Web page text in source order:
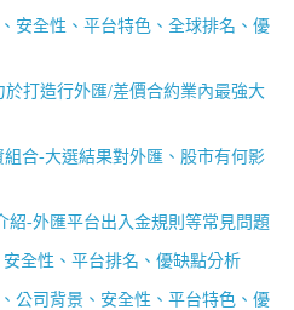
安全性、平台特色、全球排名、優
打造行外匯/差價合約業內最強大
合-大選結果對外匯、股市有何影
紹-外匯平台出入金規則等常見問題
全性、平台排名、優缺點分析
公司背景、安全性、平台特色、優